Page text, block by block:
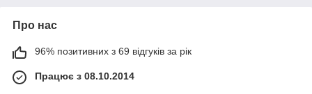
Про нас
96% позитивних з 69 відгуків за рік
Працює з 08.10.2014